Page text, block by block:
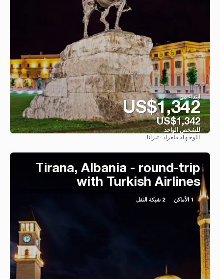
ابتداء من
US$1,342
US$1,342
للشخص الواحد
الوجهاتبلغراد · تيرانا
Tirana, Albania - round-trip
with Turkish Airlines
1 الأماكن 2 شبكة النقل